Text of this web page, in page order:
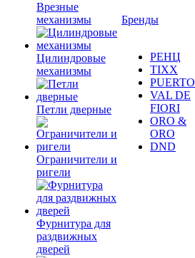
Врезные
механизмы
Цилиндровые
механизмы
Петли дверные
Ограничители и
ригели
Фурнитура для
раздвижных
дверей
Бренды
РЕНЦ
TIXX
PUERTO
VAL DE
FIORI
ORO &
ORO
DND